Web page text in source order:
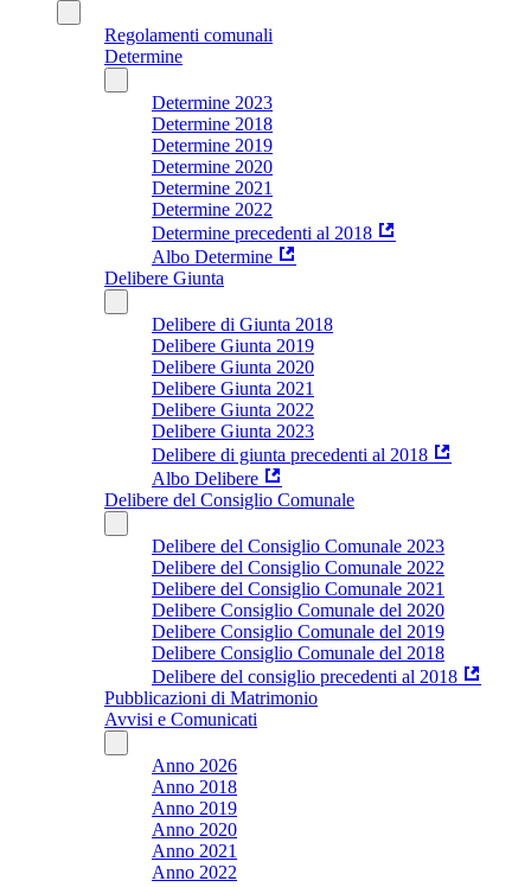
Regolamenti comunali
Determine
Determine 2023
Determine 2018
Determine 2019
Determine 2020
Determine 2021
Determine 2022
Determine precedenti al 2018
Albo Determine
Delibere Giunta
Delibere di Giunta 2018
Delibere Giunta 2019
Delibere Giunta 2020
Delibere Giunta 2021
Delibere Giunta 2022
Delibere Giunta 2023
Delibere di giunta precedenti al 2018
Albo Delibere
Delibere del Consiglio Comunale
Delibere del Consiglio Comunale 2023
Delibere del Consiglio Comunale 2022
Delibere del Consiglio Comunale 2021
Delibere Consiglio Comunale del 2020
Delibere Consiglio Comunale del 2019
Delibere Consiglio Comunale del 2018
Delibere del consiglio precedenti al 2018
Pubblicazioni di Matrimonio
Avvisi e Comunicati
Anno 2026
Anno 2018
Anno 2019
Anno 2020
Anno 2021
Anno 2022